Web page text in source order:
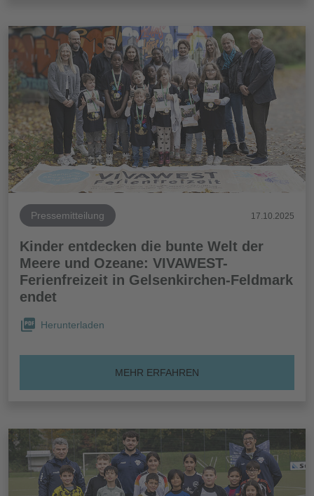
Pressemitteilung 17.10.2025
Kinder entdecken die bunte Welt der
Meere und Ozeane: VIVAWEST-
Ferienfreizeit in Gelsenkirchen-Feldmark
endet
Herunterladen
MEHR ERFAHREN